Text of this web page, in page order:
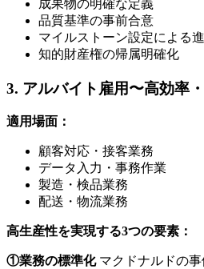
成果物の明確な定義
品質基準の事前合意
マイルストーン設定による
知的財産権の帰属明確化
3. アルバイト雇用〜高効率
適用場面：
顧客対応・接客業務
データ入力・事務作業
製造・検品業務
配送・物流業務
高生産性を実現する3つの要素：
①業務の標準化マクドナルドの